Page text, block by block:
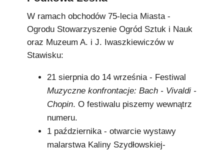
Wszelkie prawa zastrzeżone
W ramach obchodów 75-lecia Miasta -
Ogrodu Stowarzyszenie Ogród Sztuk i Nauk
oraz Muzeum A. i J. Iwaszkiewiczów w
Stawisku:
21 sierpnia do 14 września - Festiwal
Muzyczne konfrontacje: Bach - Vivaldi -
Chopin. O festiwalu piszemy wewnątrz
numeru.
1 października - otwarcie wystawy
malarstwa Kaliny Szydłowskiej-